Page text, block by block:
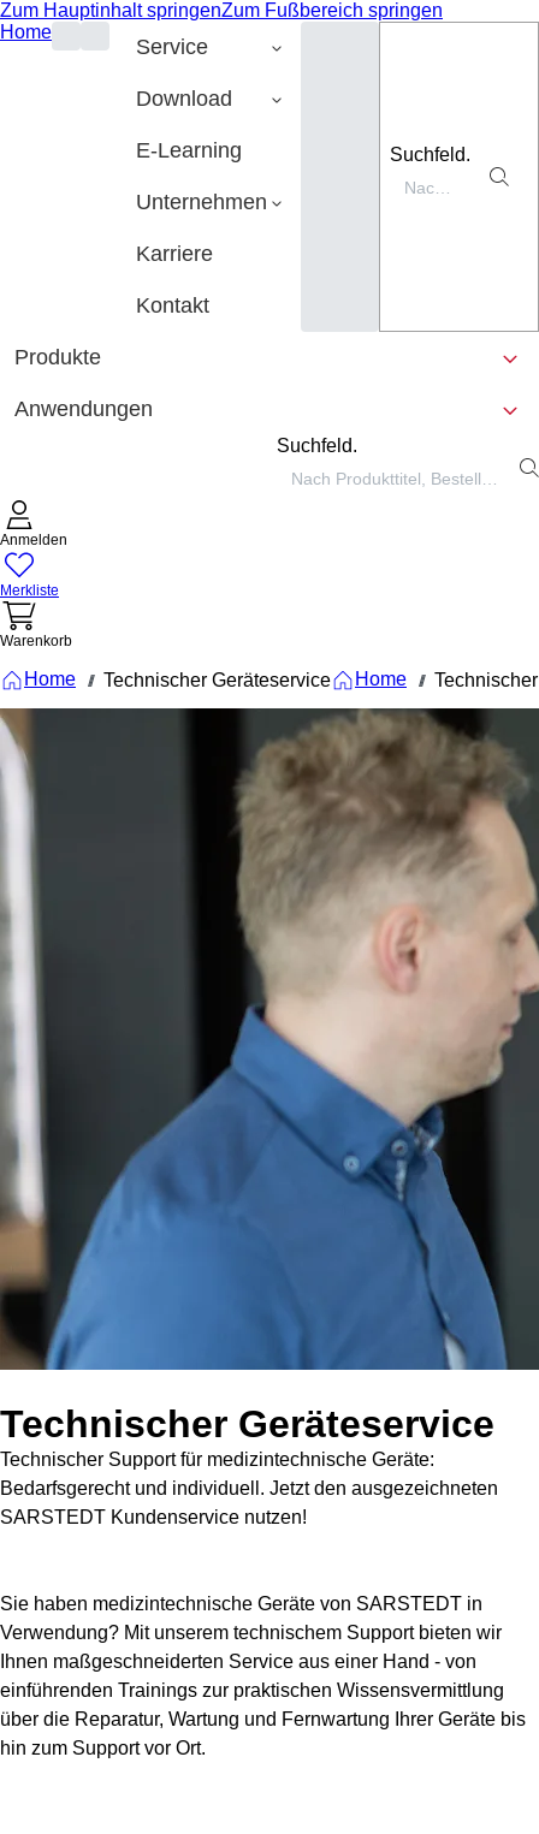
Zum Hauptinhalt springenZum Fußbereich springen
Home
Service
Download
E-Learning
Unternehmen
Karriere
Kontakt
Suchfeld.
Produkte
Anwendungen
Suchfeld.
Anmelden
Merkliste
Warenkorb
Home /// Technischer Geräteservice Home ///
Technischer Geräteservice
Technischer Support für medizintechnische Geräte:
Bedarfsgerecht und individuell. Jetzt den ausgezeichneten
SARSTEDT Kundenservice nutzen!
Sie haben medizintechnische Geräte von SARSTEDT in
Verwendung? Mit unserem technischem Support bieten wir
Ihnen maßgeschneiderten Service aus einer Hand - von
einführenden Trainings zur praktischen Wissensvermittlung
über die Reparatur, Wartung und Fernwartung Ihrer Geräte bis
hin zum Support vor Ort.